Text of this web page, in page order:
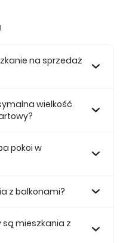
na sprzedaż
wielkość
najmniejsze
pokoi w
z balkonami?
są mieszkania z